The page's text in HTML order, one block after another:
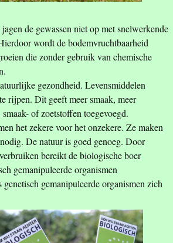
de gewassen niet op met snelwerkende
wordt de bodemvruchtbaarheid
die zonder gebruik van chemische
gezondheid. Levensmiddelen
rijpen. Dit geeft meer smaak, meer
of zoetstoffen toegevoegd.
het zekere voor het onzekere. Ze maken
De natuur is goed genoeg. Door
bereikt de biologische boer
gemanipuleerde organismen
gemanipuleerde organismen zich